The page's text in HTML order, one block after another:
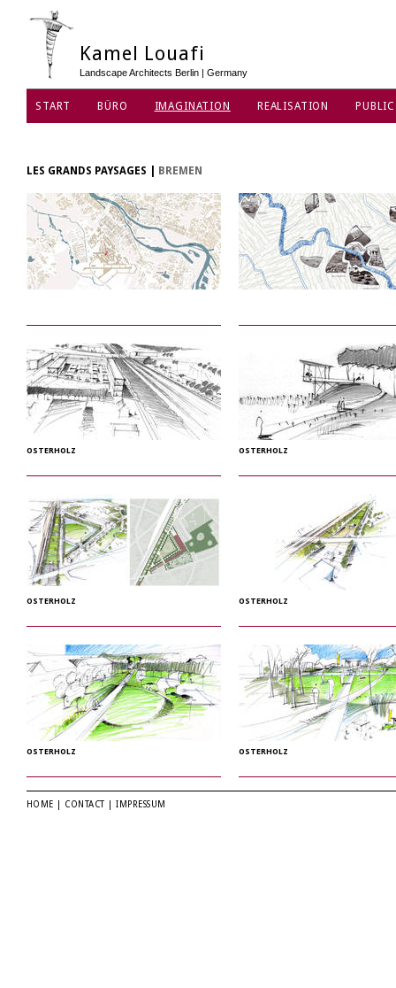
Kamel Louafi
Landscape Architects Berlin | Germany
START BÜRO IMAGINATION REALISATION
LES GRANDS PAYSAGES BREMEN
OSTERHOLZ OSTERHOLZ
OSTERHOLZ OSTERHOLZ
OSTERHOLZ OSTERHOLZ
HOME CONTACT |IMPRESSUM